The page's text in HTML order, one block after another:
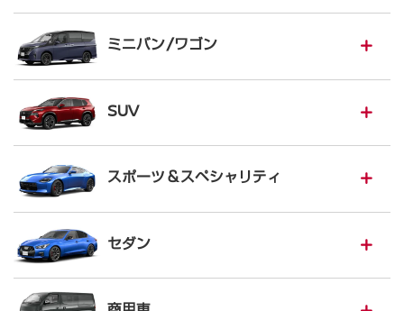
ミニバン/ワゴン
SUV
スポーツ＆スペシャリティ
セダン